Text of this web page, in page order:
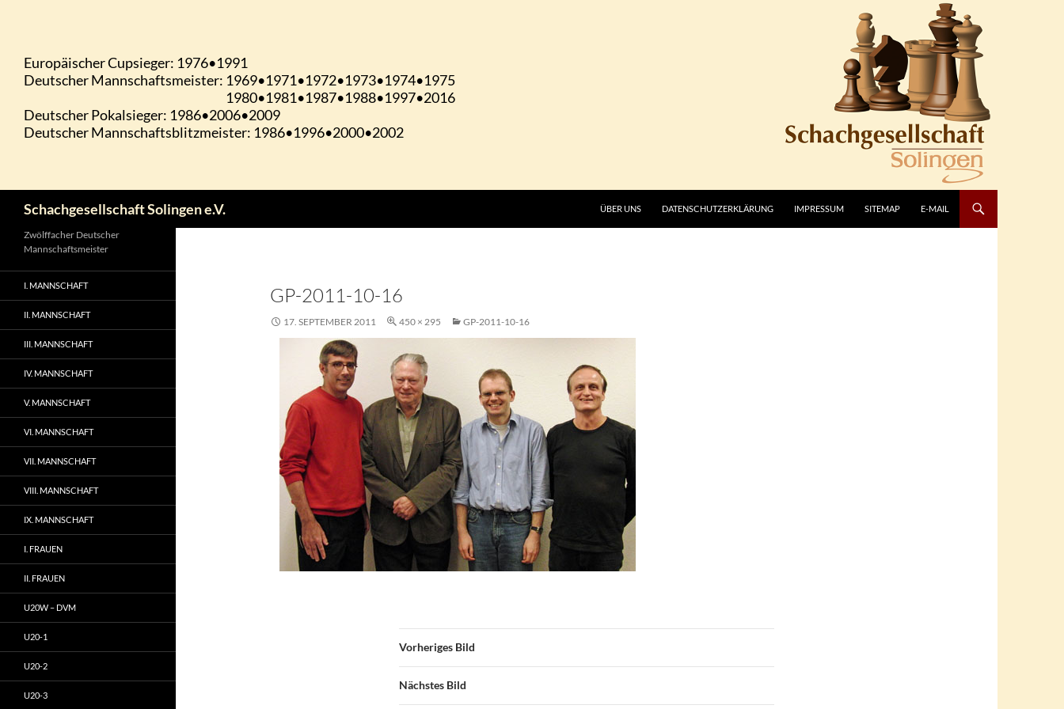
Schachgesellschaft Solingen e.V. ÜBER UNS DATENSCHUTZERKLÄRUNG IMPRESSUM SITEMAP E-MAIL
GP-2011-10-16
17. SEPTEMBER 2011 450 × 295 GP-2011-10-16
Vorheriges Bild
Nächstes Bild
Zwölffacher Deutscher
Mannschaftsmeister
I. MANNSCHAFT
II. MANNSCHAFT
III. MANNSCHAFT
IV. MANNSCHAFT
V. MANNSCHAFT
VI. MANNSCHAFT
VII. MANNSCHAFT
VIII. MANNSCHAFT
IX. MANNSCHAFT
I. FRAUEN
II. FRAUEN
U20W – DVM
U20-1
U20-2
U20-3